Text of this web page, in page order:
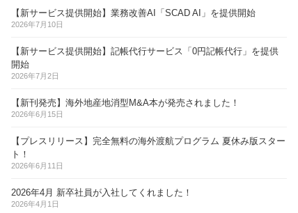
【新サービス提供開始】業務改善AI「SCAD AI」を提供開始
2026年7月10日
【新サービス提供開始】記帳代行サービス「0円記帳代行」を提供
開始
2026年7月2日
【新刊発売】海外地産地消型M&A本が発売されました！
2026年6月15日
【プレスリリース】完全無料の海外渡航プログラム 夏休み版スター
ト！
2026年6月11日
2026年4月 新卒社員が入社してくれました！
2026年4月1日